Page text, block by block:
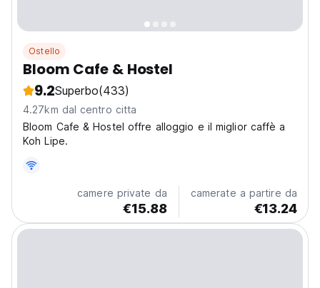
Ostello
Bloom Cafe & Hostel
9.2Superbo(433)
4.27km dal centro citta
Bloom Cafe & Hostel offre alloggio e il miglior caffè a
Koh Lipe.
camere private da
€15.88
camerate a partire da
€13.24